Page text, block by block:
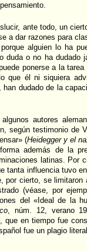
ante todo, un
a dar razones para
alguien lo ha
duda o no ha dudado
ponerse a la
que él ni siquiera
dudado de la
autores
según testimonio de
(Heidegger y el
además de la
latinas. Por
tanta influencia tuvo
por cierto, se limitaron
(véase, por
del «Ideal de la
, núm. 12, verano
que en tiempo fue
fue un plagio